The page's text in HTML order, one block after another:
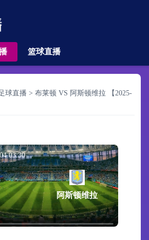
篮球直播
球直播 > 布莱顿 VS 阿斯顿维拉 【2025-
03:30
阿斯顿维拉